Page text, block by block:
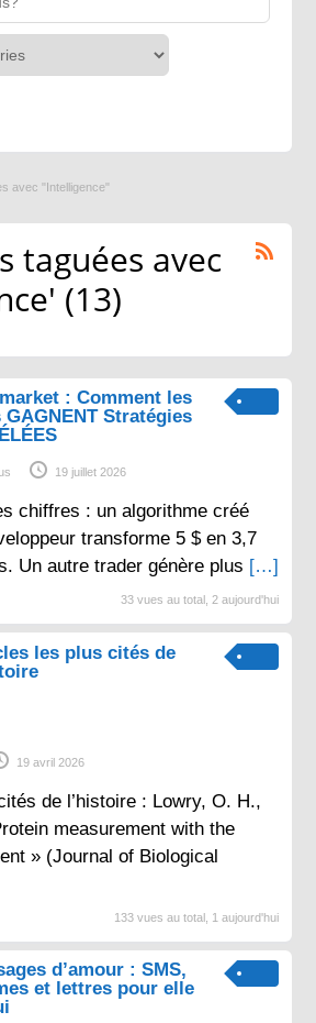
avec "Intelligence"
taguées avec
(13)
: Comment les
GAGNENT Stratégies
19 juillet 2026
chiffres : un algorithme créé
transforme 5 $ en 3,7
Un autre trader génère plus […]
33 vues au total, 2 aujourd'hui
les plus cités de
19 avril 2026
de l’histoire : Lowry, O. H.,
measurement with the
» (Journal of Biological
133 vues au total, 1 aujourd'hui
d’amour : SMS,
et lettres pour elle